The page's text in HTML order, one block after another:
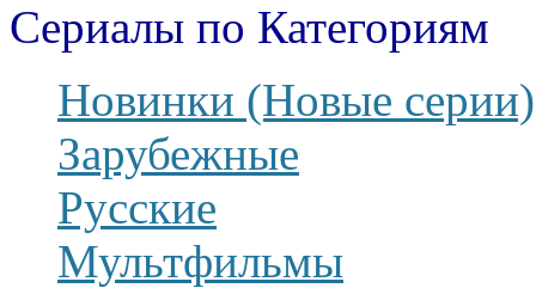
Сериалы по Категориям
Новинки (Новые серии)
Зарубежные
Русские
Мультфильмы